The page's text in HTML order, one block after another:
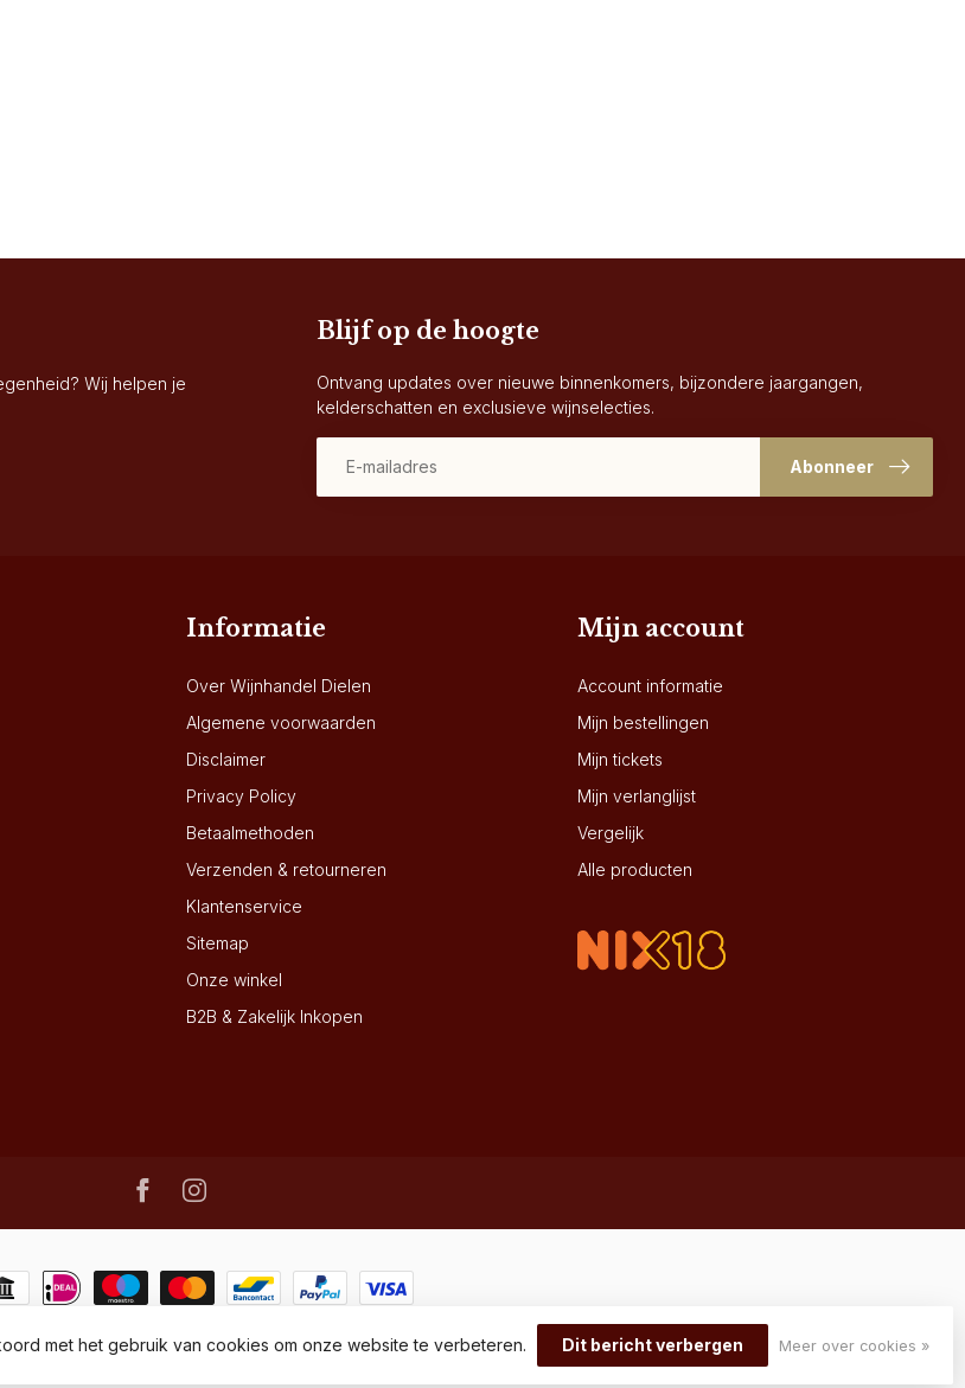
Wij helpen je
Blijf op de hoogte
Ontvang updates over nieuwe binnenkomers, bijzondere jaargangen,
kelderschatten en exclusieve wijnselecties.
Abonneer
Informatie
Over Wijnhandel Dielen
Algemene voorwaarden
Disclaimer
Privacy Policy
Betaalmethoden
Verzenden & retourneren
Klantenservice
Sitemap
Onze winkel
B2B & Zakelijk Inkopen
Mijn account
Account informatie
Mijn bestellingen
Mijn tickets
Mijn verlanglijst
Vergelijk
Alle producten
© Copyright 2026 - Wijnhandel Dielen
met het gebruik van cookies om onze website te verbeteren. Dit bericht verbergen Meer over cookies »